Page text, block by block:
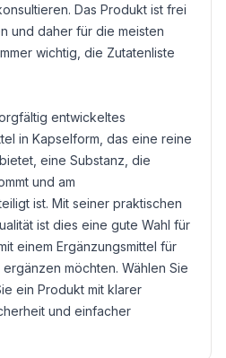
Das Produkt ist frei
und daher für die meisten
wichtig, die Zutatenliste
entwickeltes
in Kapselform, das eine reine
eine Substanz, die
und am
ist. Mit seiner praktischen
ist dies eine gute Wahl für
einem Ergänzungsmittel für
möchten. Wählen Sie
ein Produkt mit klarer
und einfacher